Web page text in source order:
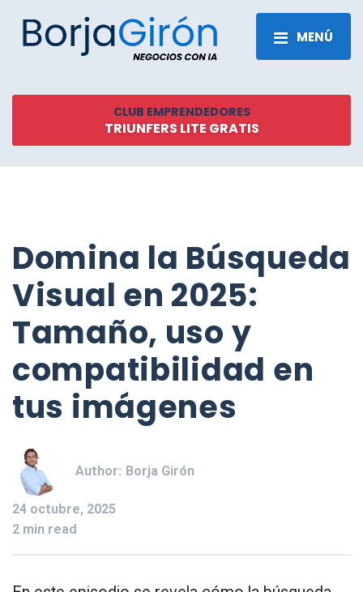
MENÚ
CLUB EMPRENDEDORES
TRIUNFERS LITE GRATIS
Domina la Búsqueda
Visual en 2025:
Tamaño, uso y
compatibilidad en
tus imágenes
Author: Borja Girón
24 octubre, 2025
2 min read